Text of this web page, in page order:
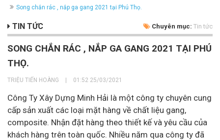
Song chắn rác , nắp ga gang 2021 tại Phú Thọ.
TIN TỨC Chuyên mục: Tin tức
SONG CHẮN RÁC , NẮP GA GANG 2021 TẠI PHÚ
THỌ.
TRIỆU TIẾN HOÀNG 01:52 25/03/2021
Công Ty Xây Dựng Minh Hải là một công ty chuyên cung
cấp sản xuất các loại mặt hàng về chất liệu gang,
composite. Nhận đặt hàng theo thiết kế và yêu cầu của
khách hàng trên toàn quốc. Nhiều năm qua công ty đã